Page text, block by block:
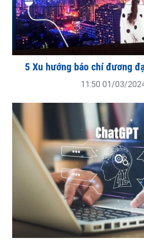
5 Xu hướng báo chí đương
11:50 01/03/